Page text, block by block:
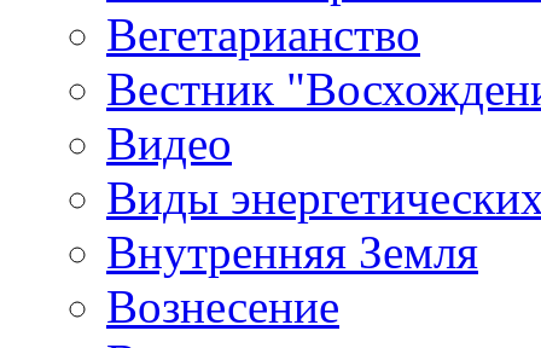
Вегетарианство
Вестник
Видео
Виды
Внутренняя Земля
Вознесение